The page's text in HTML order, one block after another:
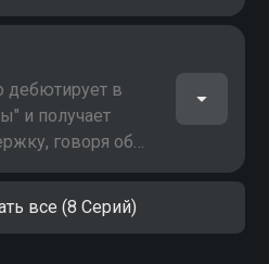
шоу, но ему
с дилеммой:
или
Сун И
дебютирует в
и получает
говоря об
за
Хана к славе,
Хану в мэрию,
все (8 Серий)